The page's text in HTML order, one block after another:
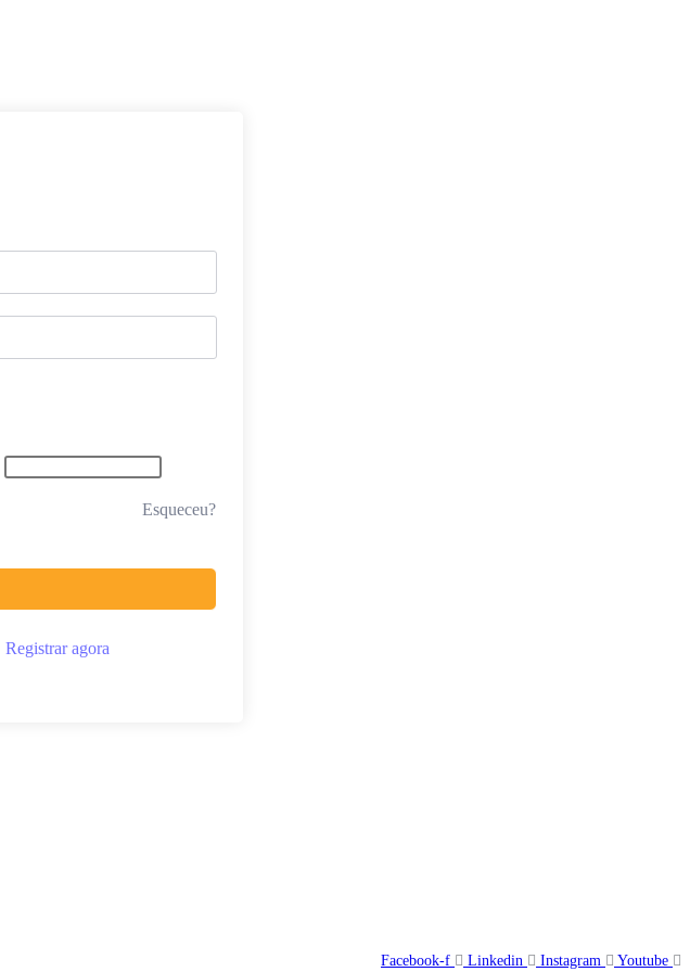
Esqueceu?
Registrar agora
Facebook-f Linkedin Instagram Youtube